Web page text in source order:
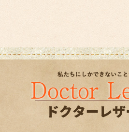
2025年4月(5)
2020年3月(1)
2019年6月 (1)
2019年4月(3)